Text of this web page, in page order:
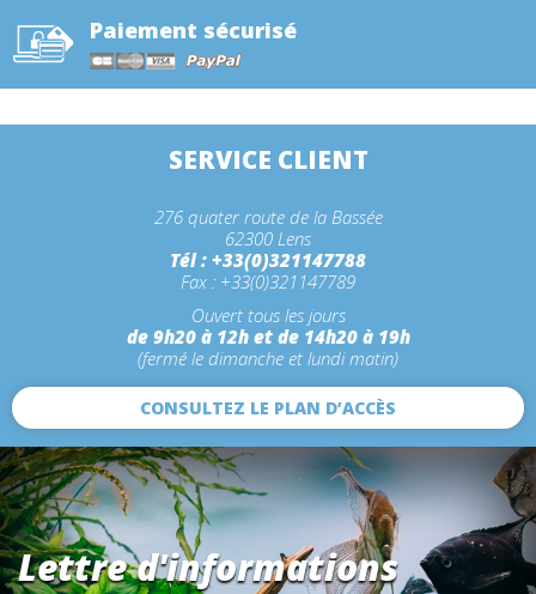
Paiement sécurisé
SERVICE CLIENT
276 quater route de la Bassée
62300 Lens
Tél : +33(0)321147788
Fax : +33(0)321147789
Ouvert tous les jours
de 9h20 à 12h et de 14h20 à 19h
(fermé le dimanche et lundi matin)
CONSULTEZ LE PLAN D’ACCÈS
Lettre d'informations